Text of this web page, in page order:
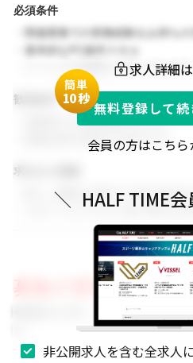
必須条件
・関連業務での実務経験をお持ちの
・基本的なPC操作スキル
・チームでの協働を大切にできる方
歓迎条件
・同業界での就業経験がある方
・関連分野の知見をお持ちの方
求める人物像
・新しい挑戦に前向きに取り組め
・スポーツビジネスに強い関心を
募集の背景
事業拡大に伴い、組織体制を強化
求人詳細
簡単
10秒
無料登録して続
会員の方はこちら
＼ HALF TIME
非公開求人を含む全求人